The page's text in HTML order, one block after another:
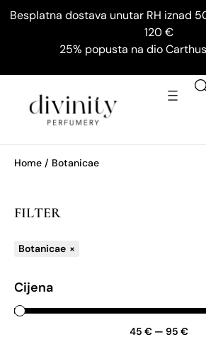
Besplatna dostava unutar RH iznad
120 €
25% popusta na dio
Home / Botanicae
FILTER
Botanicae ×
Cijena
45 €— 95 €